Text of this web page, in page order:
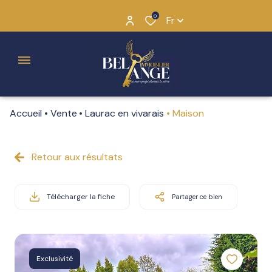
0 Fr
Ange
“BEL
Notre
équipe
Annuelles
Saisonnières
Accueil Vente Laurac en vivarais Maison
Retour aux résultats
Télécharger la fiche Partager ce bien
Exclusivité